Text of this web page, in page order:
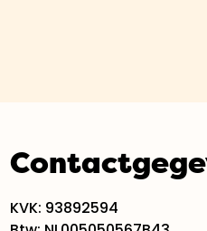
KVK: 93892594